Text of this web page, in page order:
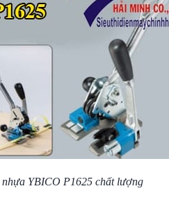
nhựa YBICO P1625 chất lượng